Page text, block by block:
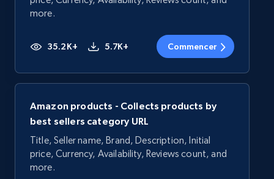
more.
35.2K+ 5.7K+ Commencer
Amazon products - Collects products by
best sellers category URL
Title, Seller name, Brand, Description, Initial
price, Currency, Availability, Reviews count, and
more.